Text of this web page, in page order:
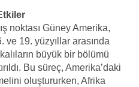
noktası Güney Amerika,
19. yüzyıllar arasında
büyük bir bölümü
Bu süreç, Amerika’daki
oluştururken, Afrika